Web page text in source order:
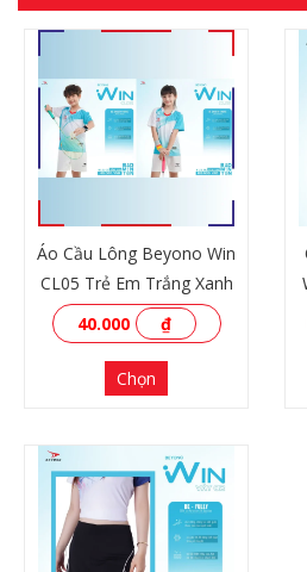
XEM THÊM
Áo Cầu Lông Beyono Win
CL05 Trẻ Em Trắng Xanh
40.000
₫
Chọn